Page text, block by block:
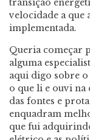
transição
velocidade a que
implementada.
Queria começar
alguma
aqui digo sobre
o que li e ouvi na
das fontes e
enquadram
que fui